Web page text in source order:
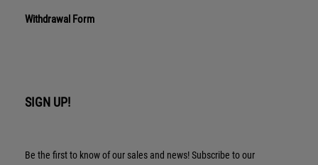
Withdrawal Form
SIGN UP!
Be the first to know of our sales and news! Subscribe to our